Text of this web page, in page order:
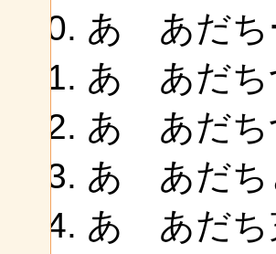
あ あだち
あ あだ
あ あだち
あ あだち
あ あだち